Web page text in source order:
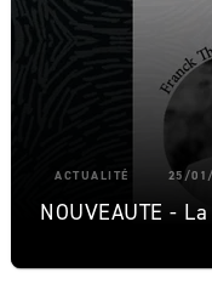
ACTUALITÉ 25/
NOUVEAUTE -